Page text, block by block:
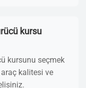
kursu
kursunu seçmek
araç kalitesi ve